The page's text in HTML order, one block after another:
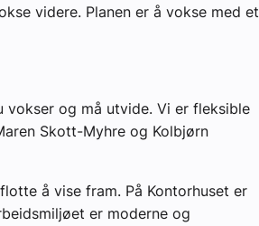
videre. Planen er å vokse med et
og må utvide. Vi er fleksible
Skott-Myhre og Kolbjørn
å vise fram. På Kontorhuset er
er moderne og